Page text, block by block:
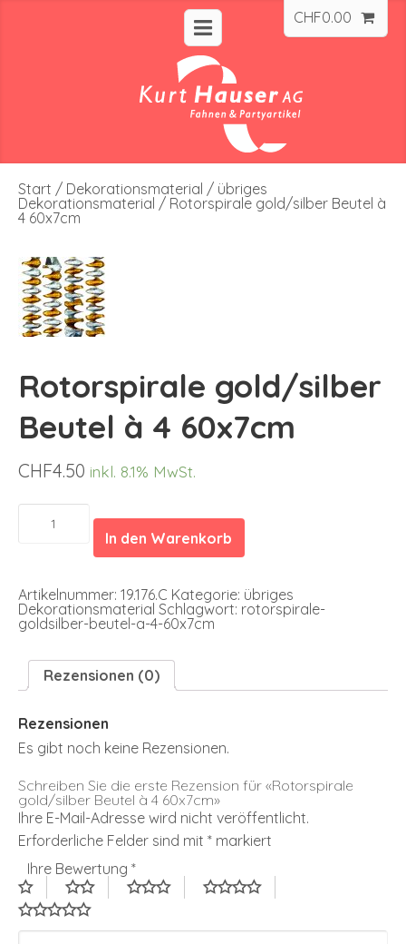
CHF0.00
Start / Dekorationsmaterial / übriges
Dekorationsmaterial / Rotorspirale gold/silber Beutel à
4 60x7cm
Rotorspirale gold/silber
Beutel à 4 60x7cm
CHF4.50 inkl. 8.1% MwSt.
Rotorspirale
gold/silber
Beutel
Menge
In den Warenkorb
Artikelnummer: 19.176.C Kategorie: übriges
Dekorationsmaterial Schlagwort: rotorspirale-
goldsilber-beutel-a-4-60x7cm
Rezensionen (0)
Rezensionen
Es gibt noch keine Rezensionen.
Schreiben Sie die erste Rezension für «Rotorspirale
gold/silber Beutel à 4 60x7cm»
Ihre E-Mail-Adresse wird nicht veröffentlicht.
Erforderliche Felder sind mit * markiert
Ihre Bewertung *